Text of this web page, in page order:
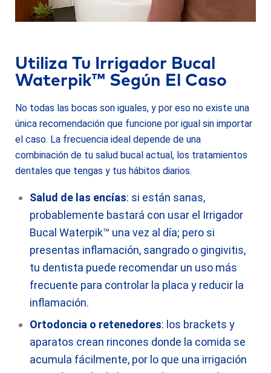
Utiliza Tu Irrigador Bucal
Waterpik™ Según El Caso
No todas las bocas son iguales, y por eso no existe una
única recomendación que funcione por igual sin importar
el caso. La frecuencia ideal depende de una
combinación de tu salud bucal actual, los tratamientos
dentales que tengas y tus hábitos diarios.
Salud de las encías: si están sanas,
probablemente bastará con usar el Irrigador
Bucal Waterpik™ una vez al día; pero si
presentas inflamación, sangrado o gingivitis,
tu dentista puede recomendar un uso más
frecuente para controlar la placa y reducir la
inflamación.
Ortodoncia o retenedores: los brackets y
aparatos crean rincones donde la comida se
acumula fácilmente, por lo que una irrigación